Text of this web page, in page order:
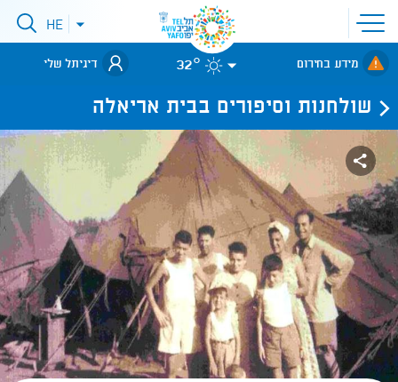
פתיחת
תפריט
אתר
לאתר עיריית
תל-אביב
פתיחתHE
מידע בחירום 32° דיגיתל שלי
שולחנות וסיפורים בבית אריאלה